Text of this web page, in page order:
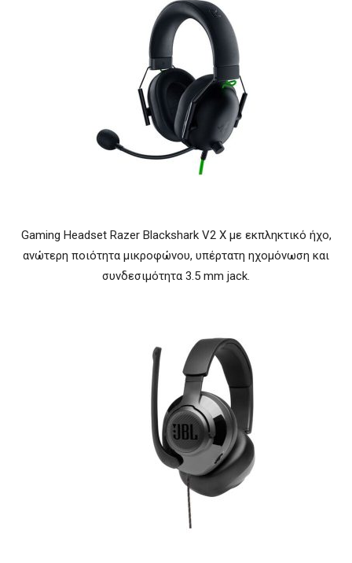
Gaming Headset Razer Blackshark V2 X με εκπληκτικό ήχο,
ανώτερη ποιότητα μικροφώνου, υπέρτατη ηχομόνωση και
συνδεσιμότητα 3.5 mm jack.